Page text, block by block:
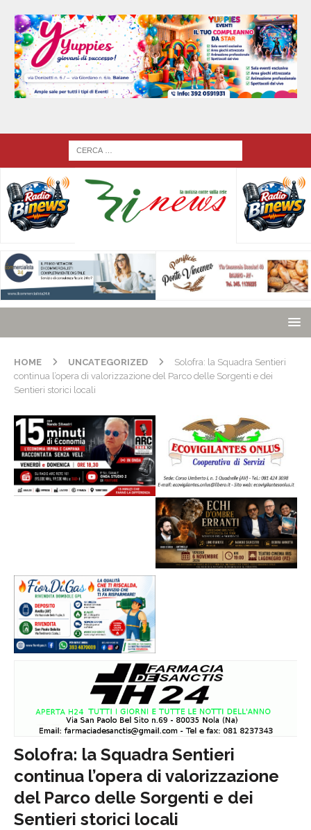
HOME UNCATEGORIZED
Solofra: la Squadra Sentieri
continua l’opera di valorizzazione del Parco delle Sorgenti e dei
Sentieri storici locali
Solofra: la Squadra Sentieri
continua l’opera di valorizzazione
del Parco delle Sorgenti e dei
Sentieri storici locali